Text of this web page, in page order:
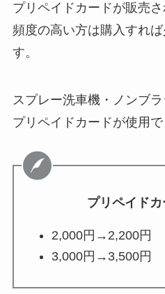
プリペイドカードが販売
頻度の高い方は購入すれ
す。
スプレー洗車機・ノンブ
プリペイドカードが使用で
プリペイド
2,000円→2,200円
3,000円→3,500円